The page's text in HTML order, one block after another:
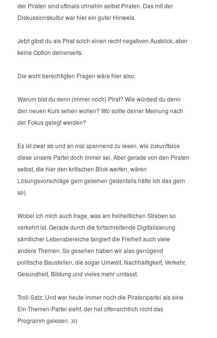
der Piraten sind oftmals ohnehin selbst Piraten. Das mit der
Diskussionskultur war hier ein guter Hinweis.
Jetzt gibst du als Pirat solch einen recht negativen Ausblick, aber
keine Option deinerseits.
Die wohl berechtigten Fragen wäre hier also:
Warum bist du denn (immer noch) Pirat? Wie würdest du denn
den neuen Kurs sehen wollen? Wo sollte deiner Meinung nach
der Fokus gelegt werden?
Es ist zwar ab und an mal spannend zu lesen, wie zukunftslos
diese unsere Partei doch immer sei. Aber gerade von den Piraten
selbst, die hier den kritischen Blick werfen, wären
Lösungsvorschläge gern gesehen (jedenfalls hätte ich das gern
so).
Wobei ich mich auch frage, was am freiheitlichen Streben so
verkehrt ist. Gerade durch die fortschreitende Digitalisierung
sämtlicher Lebensbereiche tangiert die Freiheit auch viele
andere Themen. So gesehen haben wir also genügend
politische Baustellen, die sogar Umwelt, Nachhaltigkeit, Verkehr,
Gesundheit, Bildung und vieles mehr umfasst.
Troll-Satz: Und wer heute immer noch die Piratenpartei als eine
Ein-Themen-Partei sieht, der hat offensichtlich nicht das
Programm gelesen. ;o)